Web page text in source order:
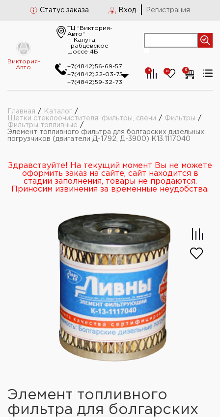
Статус заказа Вход Регистрация
Виктория-
Авто
ТЦ “Виктория-
Авто“
г. Калуга,
Грабцевское
шоссе 4Б
+7(4842)56-69-57
+7(4842)22-03-75
+7(4842)59-32-73
0 0 0
Главная / Каталог /
Щетки стеклоочистителя, фильтры, свечи / Фильтры /
Фильтры топливные /
Элемент топливного фильтра для болгарских дизельных
погрузчиков (двигатели Д-1792, Д-3900) К13.1117040
Здравствуйте! На текущий момент Вы не можете
оформить заказ на сайте, сайт находится в
стадии заполнения, товары не продаются.
Приносим извинения за временные неудобства.
Элемент топливного
фильтра для болгарских